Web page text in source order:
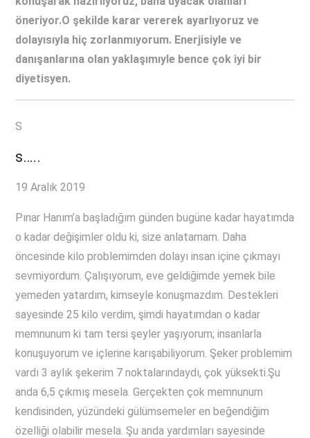
öneriyor.O şekilde karar vererek ayarlıyoruz ve
dolayısıyla hiç zorlanmıyorum. Enerjisiyle ve
danışanlarına olan yaklaşımıyle bence çok iyi bir
diyetisyen.
S
s…..
19 Aralık 2019
Pınar Hanım’a başladığım günden bugüne kadar hayatımda
o kadar değişimler oldu ki, size anlatamam. Daha
öncesinde kilo problemimden dolayı insan içine çıkmayı
sevmiyordum. Çalışıyorum, eve geldiğimde yemek bile
yemeden yatardım, kimseyle konuşmazdım. Destekleri
sayesinde 25 kilo verdim, şimdi hayatımdan o kadar
memnunum ki tam tersi şeyler yaşıyorum; insanlarla
konuşuyorum ve içlerine karışabiliyorum. Şeker problemim
vardı 3 aylık şekerim 7 noktalarındaydı, çok yüksekti.Şu
anda 6,5 çıkmış mesela. Gerçekten çok memnunum
kendisinden, yüzündeki gülümsemeler en beğendiğim
özelliği olabilir mesela. Şu anda yardımları sayesinde